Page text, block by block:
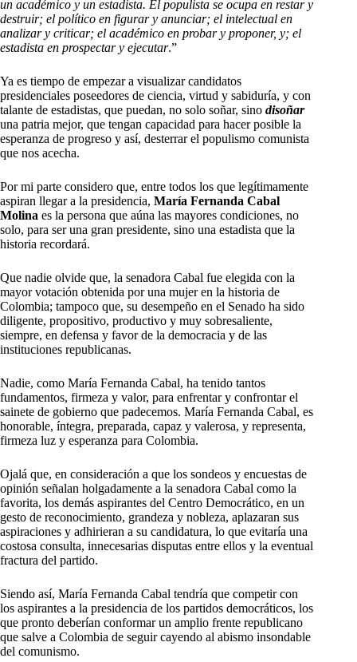
un académico y un estadista. El populista se ocupa en restar y
destruir; el político en figurar y anunciar; el intelectual en
analizar y criticar; el académico en probar y proponer, y; el
estadista en prospectar y ejecutar.”
Ya es tiempo de empezar a visualizar candidatos
presidenciales poseedores de ciencia, virtud y sabiduría, y con
talante de estadistas, que puedan, no solo soñar, sino disoñar
una patria mejor, que tengan capacidad para hacer posible la
esperanza de progreso y así, desterrar el populismo comunista
que nos acecha.
Por mi parte considero que, entre todos los que legítimamente
aspiran llegar a la presidencia, María Fernanda Cabal
Molina es la persona que aúna las mayores condiciones, no
solo, para ser una gran presidente, sino una estadista que la
historia recordará.
Que nadie olvide que, la senadora Cabal fue elegida con la
mayor votación obtenida por una mujer en la historia de
Colombia; tampoco que, su desempeño en el Senado ha sido
diligente, propositivo, productivo y muy sobresaliente,
siempre, en defensa y favor de la democracia y de las
instituciones republicanas.
Nadie, como María Fernanda Cabal, ha tenido tantos
fundamentos, firmeza y valor, para enfrentar y confrontar el
sainete de gobierno que padecemos. María Fernanda Cabal, es
honorable, íntegra, preparada, capaz y valerosa, y representa,
firmeza luz y esperanza para Colombia.
Ojalá que, en consideración a que los sondeos y encuestas de
opinión señalan holgadamente a la senadora Cabal como la
favorita, los demás aspirantes del Centro Democrático, en un
gesto de reconocimiento, grandeza y nobleza, aplazaran sus
aspiraciones y adhirieran a su candidatura, lo que evitaría una
costosa consulta, innecesarias disputas entre ellos y la eventual
fractura del partido.
Siendo así, María Fernanda Cabal tendría que competir con
los aspirantes a la presidencia de los partidos democráticos, los
que pronto deberían conformar un amplio frente republicano
que salve a Colombia de seguir cayendo al abismo insondable
del comunismo.